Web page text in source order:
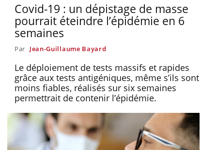
Covid-19 : un dépistage de masse
pourrait éteindre l’épidémie en 6
semaines
Par Jean-Guillaume Bayard
Le déploiement de tests massifs et rapides
grâce aux tests antigéniques, même s’ils sont
moins fiables, réalisés sur six semaines
permettrait de contenir l’épidémie.